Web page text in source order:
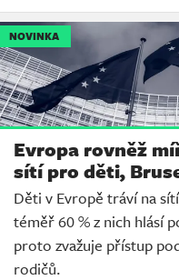
Soutěže
NOVINKA
Evropa rovněž
sítí pro děti,
Děti v Evropě tráví na
téměř 60 % z nich hlásí
proto zvažuje přístup
rodičů.